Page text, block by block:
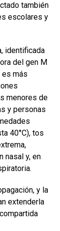
también
escolares y
identificada
del gen M
más
menores de
y personas
40°C), tos
nasal y, en
y la
extenderla